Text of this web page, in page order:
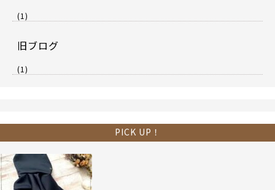
(1)
旧ブログ
(1)
PICK UP！